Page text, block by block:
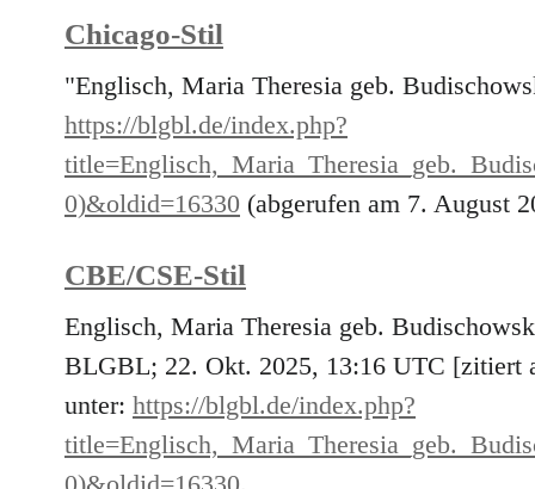
Chicago-Stil
"Englisch, Maria Theresia geb.
https://blgbl.de/index.php?
0)&oldid=16330 (abgerufen am 7. August
CBE/CSE-Stil
Englisch, Maria Theresia geb.
BLGBL; 22. Okt. 2025, 13:16 UTC [zitiert
unter: https://blgbl.de/index.php?